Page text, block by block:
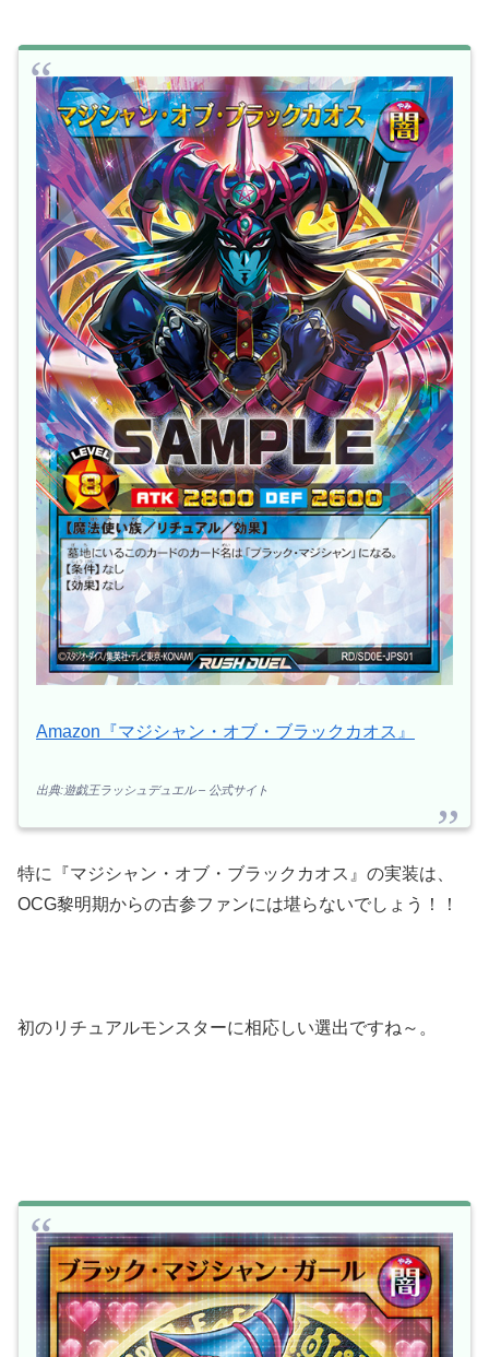
Amazon『マジシャン・オブ・ブラックカオス』
出典:遊戯王ラッシュデュエル – 公式サイト
特に『マジシャン・オブ・ブラックカオス』の実装は、
OCG黎明期からの古参ファンには堪らないでしょう！！
初のリチュアルモンスターに相応しい選出ですね～。